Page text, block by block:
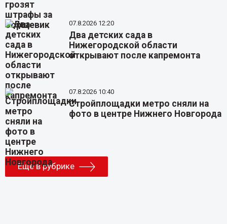
07.8.2026 12:20
Два детских сада в
Нижегородской области
открывают после капремонта
07.8.2026 10:40
Стройплощадки метро сняли на
фото в центре Нижнего Новгорода
Еще в рубрике